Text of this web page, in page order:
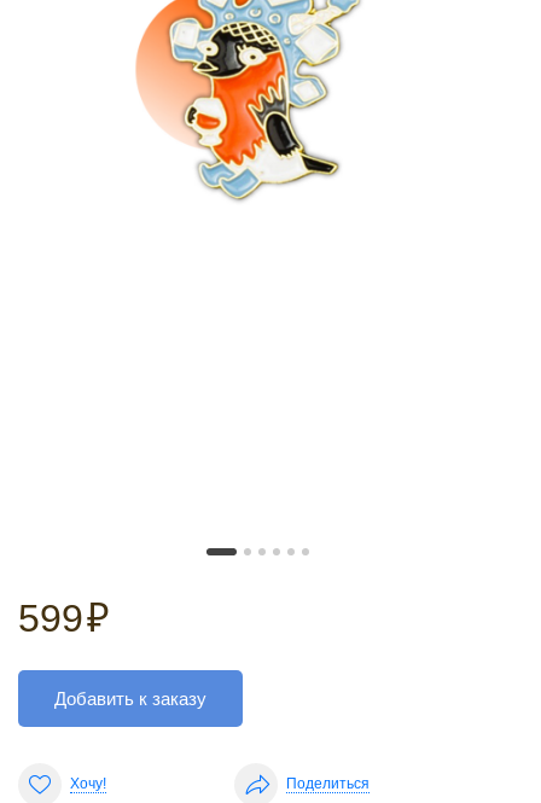
599₽
Добавить к заказу
Хочу! Поделиться